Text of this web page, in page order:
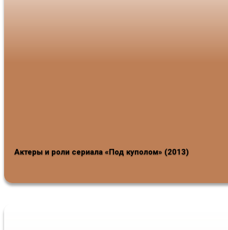
Актеры и роли сериала «Под куполом» (2013)